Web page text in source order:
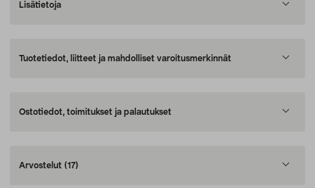
Lisätietoja
Tuotetiedot, liitteet ja mahdolliset varoitusmerkinnät
Ostotiedot, toimitukset ja palautukset
Arvostelut (17)